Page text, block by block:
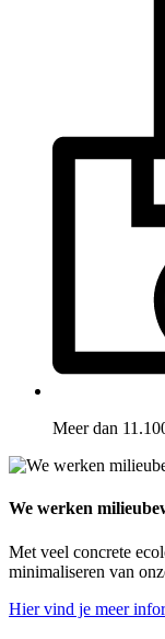
Meer dan
We werken
Met veel concrete
minimaliseren van
Hier vind je meer